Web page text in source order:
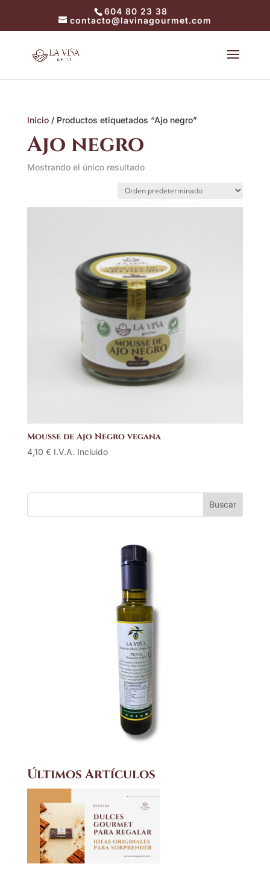
604 80 23 38
contacto@lavinagourmet.com
Inicio/ Productos etiquetados “Ajo negro”
Ajo negro
Mostrando el único resultado
Mousse de Ajo Negro vegana
4,10 € I.V.A. Incluido
Buscar
Últimos Artículos